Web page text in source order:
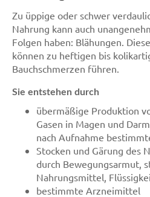
Zu üppige oder schwer
Nahrung kann auch
Folgen haben: Blähungen. Diese
können zu heftigen bis
Bauchschmerzen führen.
Sie entstehen durch
übermäßige Produktion
Gasen in Magen und Darm
nach Aufnahme
Stocken und Gärung des
durch Bewegungsarmut,
Nahrungsmittel,
bestimmte Arzneimittel